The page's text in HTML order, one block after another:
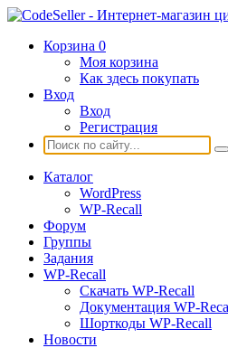
Корзина 0
Моя корзина
Как здесь покупать
Вход
Вход
Регистрация
Каталог
WordPress
WP-Recall
Форум
Группы
Задания
WP-Recall
Скачать WP-Recall
Документация WP-
Шорткоды WP-Recall
Новости